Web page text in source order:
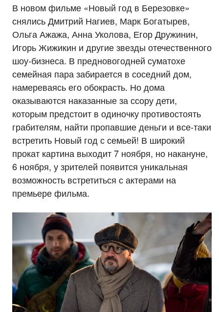
В новом фильме «Новый год в Березовке»
снялись Дмитрий Нагиев, Марк Богатырев,
Ольга Ажажа, Анна Уколова, Егор Дружинин,
Игорь Жижикин и другие звезды отечественного
шоу-бизнеса. В предновогодней суматохе
семейная пара забирается в соседний дом,
намереваясь его обокрасть. Но дома
оказываются наказанные за ссору дети,
которым предстоит в одиночку противостоять
грабителям, найти пропавшие деньги и все-таки
встретить Новый год с семьей! В широкий
прокат картина выходит 7 ноября, но накануне,
6 ноября, у зрителей появится уникальная
возможность встретиться с актерами на
премьере фильма.